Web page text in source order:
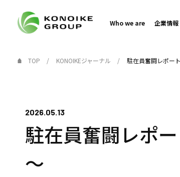
Who we are 企業情報
TOP KONOIKEジャーナル 駐在員奮闘レポー
2026.05.13
駐在員奮闘レポ
～